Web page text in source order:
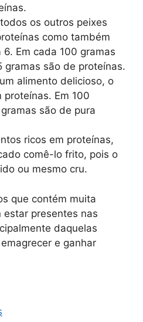
os outros peixes
como também
Em cada 100 gramas
gramas são de proteínas.
alimento delicioso, o
proteínas. Em 100
são de pura
ricos em proteínas,
comê-lo frito, pois o
ou mesmo cru.
que contém muita
estar presentes nas
daquelas
e ganhar